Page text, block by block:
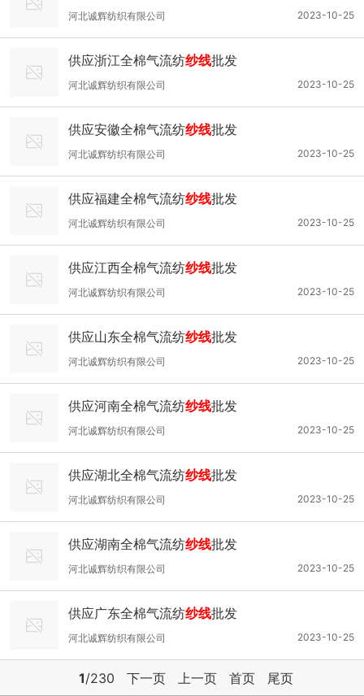
2023-10-25
河北诚辉纺织有限公司
供应浙江全棉气流纺纱线批发
2023-10-25
河北诚辉纺织有限公司
供应安徽全棉气流纺纱线批发
2023-10-25
河北诚辉纺织有限公司
供应福建全棉气流纺纱线批发
2023-10-25
河北诚辉纺织有限公司
供应江西全棉气流纺纱线批发
2023-10-25
河北诚辉纺织有限公司
供应山东全棉气流纺纱线批发
2023-10-25
河北诚辉纺织有限公司
供应河南全棉气流纺纱线批发
2023-10-25
河北诚辉纺织有限公司
供应湖北全棉气流纺纱线批发
2023-10-25
河北诚辉纺织有限公司
供应湖南全棉气流纺纱线批发
2023-10-25
河北诚辉纺织有限公司
供应广东全棉气流纺纱线批发
2023-10-25
河北诚辉纺织有限公司
1/230 下一页 上一页 首页 尾页